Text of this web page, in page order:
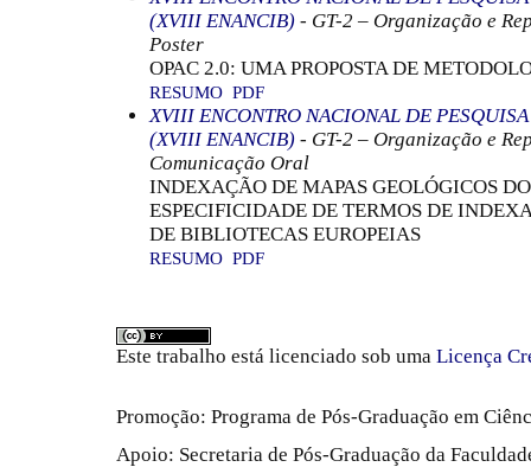
(XVIII ENANCIB) - GT-2 – Organização e
Poster
OPAC 2.0: UMA PROPOSTA DE
RESUMO PDF
XVIII ENCONTRO NACIONAL DE
(XVIII ENANCIB) - GT-2 – Organização e
Comunicação Oral
INDEXAÇÃO DE MAPAS GEOLÓGICOS
ESPECIFICIDADE DE TERMOS DE
DE BIBLIOTECAS EUROPEIAS
RESUMO PDF
Este trabalho está licenciado sob uma Licença
Promoção: Programa de Pós-Graduação em
Apoio: Secretaria de Pós-Graduação da